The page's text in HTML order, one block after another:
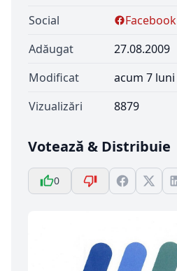
Social
Facebook
Adăugat
27.08.2009
Modificat
acum 7 luni
Vizualizări
8879
Votează & Distribuie
0